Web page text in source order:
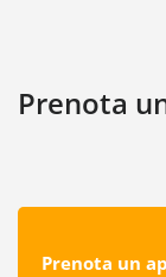
Prenota
Prenota un